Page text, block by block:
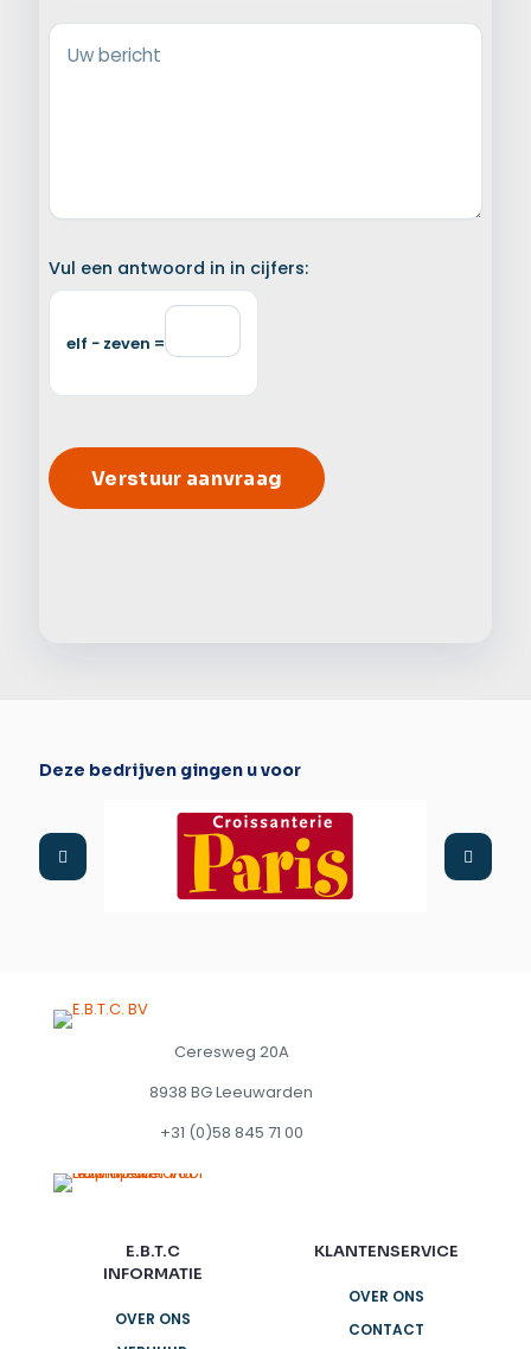
Uw bericht
Vul een antwoord in in cijfers:
elf − zeven =
Deze bedrijven gingen u voor
Ceresweg 20A
8938 BG Leeuwarden
+31 (0)58 845 71 00
E.B.T.C
INFORMATIE
OVER ONS
KLANTENSERVICE
OVER ONS
CONTACT